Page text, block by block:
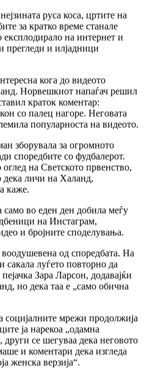
руса коса, цртите на
за кратко време станале
на интернет и
прегледи и илјадници
кога до видеото
Норвешкиот напаѓач решил
краток коментар:
со палец нагоре. Неговата
популарноста на видеото.
зборувала за огромното
споредбите со фудбалерот.
на Светското првенство,
дека личи на Халанд,
каже.
во еден ден добила меѓу
на Инстаграм,
и бројните споделувања.
од споредбата. На
сакала луѓето повторно да
Зара Ларсон, додавајќи
но дека таа е „само обична
социјалните мрежи продолжија
ја нарекоа „одамна
други се шегуваа дека неговото
и коментари дека изгледа
женска верзија“.